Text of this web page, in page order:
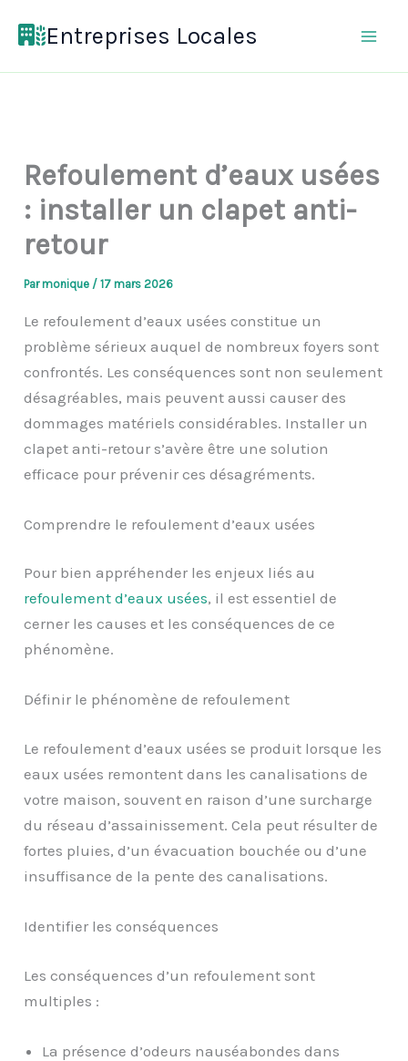
Entreprises Locales
Refoulement d’eaux usées
: installer un clapet anti-
retour
Parmonique /17 mars 2026
Le refoulement d’eaux usées constitue un
problème sérieux auquel de nombreux foyers sont
confrontés. Les conséquences sont non seulement
désagréables, mais peuvent aussi causer des
dommages matériels considérables. Installer un
clapet anti-retour s’avère être une solution
efficace pour prévenir ces désagréments.
Comprendre le refoulement d’eaux usées
Pour bien appréhender les enjeux liés au
refoulement d’eaux usées, il est essentiel de
cerner les causes et les conséquences de ce
phénomène.
Définir le phénomène de refoulement
Le refoulement d’eaux usées se produit lorsque les
eaux usées remontent dans les canalisations de
votre maison, souvent en raison d’une surcharge
du réseau d’assainissement. Cela peut résulter de
fortes pluies, d’un évacuation bouchée ou d’une
insuffisance de la pente des canalisations.
Identifier les conséquences
Les conséquences d’un refoulement sont
multiples :
La présence d’odeurs nauséabondes dans